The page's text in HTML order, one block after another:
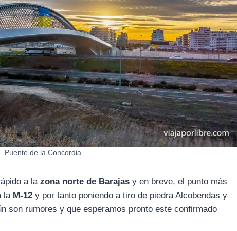
Puente de la Concordia
a la zona norte de Barajas y en breve, el punto más
la M-12 y por tanto poniendo a tiro de piedra Alcobendas y
son rumores y que esperamos pronto este confirmado